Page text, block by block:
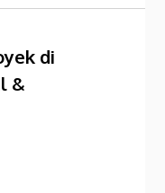
di
&